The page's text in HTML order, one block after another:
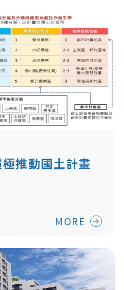
推動國土計畫
MORE